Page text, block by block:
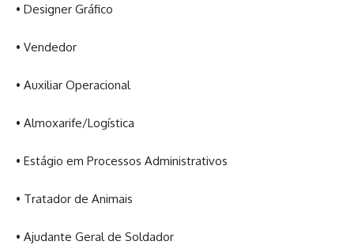
• Designer Gráfico
• Vendedor
• Auxiliar Operacional
• Almoxarife/Logística
• Estágio em Processos Administrativos
• Tratador de Animais
• Ajudante Geral de Soldador